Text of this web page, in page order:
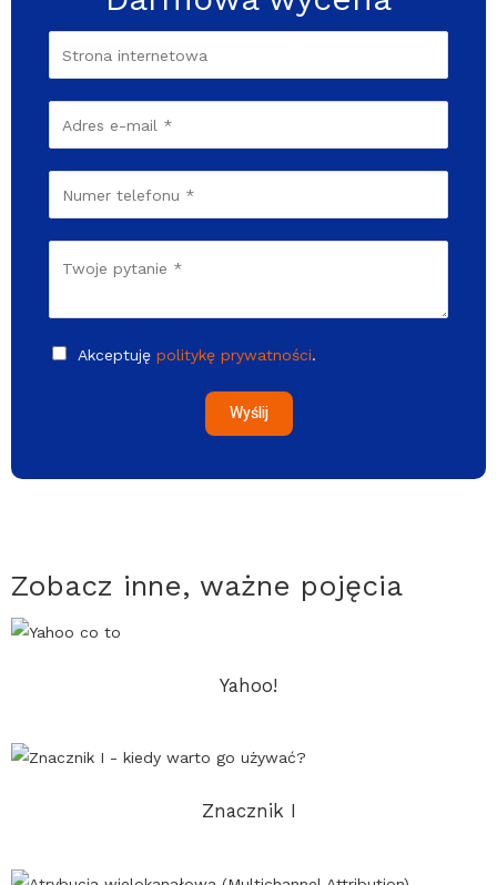
Akceptuję politykę prywatności.
Wyślij
Zobacz inne, ważne pojęcia
Yahoo!
Znacznik I